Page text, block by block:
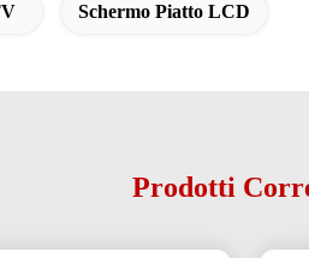
Schermo Piatto LCD
Prodotti